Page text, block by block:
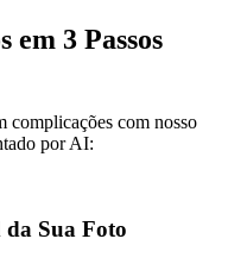
em 3 Passos
complicações com nosso
por AI:
da Sua Foto